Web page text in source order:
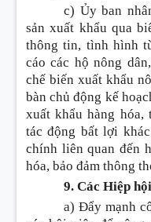
c) Ủy ban
sản xuất khẩu qua
thông tin, tình hình
cáo các hộ nông
chế biến xuất khẩu
bàn chủ động kế
xuất khẩu hàng hóa,
tác động bất lợi
chính liên quan đến
hóa, bảo đảm thông
9. Các Hiệp
a) Đẩy mạnh